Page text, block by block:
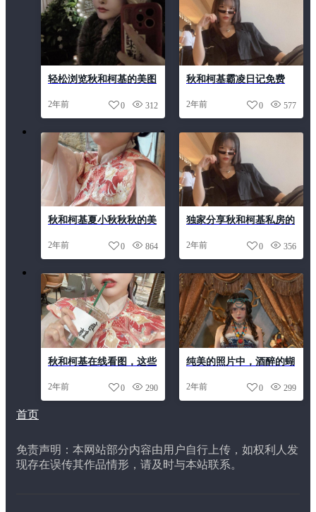
轻松浏览秋和柯基的美图
2年前 312
0
秋和柯基霸凌日记免费
包，超清原图下载。
2年前 577
0
秋和柯基夏小秋秋秋的美
2年前 864
0
独家分享秋和柯基私房的
过瘾
2年前 356
0
秋和柯基在线看图，这些
太有用啦
2年前 290
0
纯美的照片中，酒醉的蝴
中，成为最美的风景。
2年前 299
0
首页
免责声明：本网站部分内容由用户自行上传，如权利人发
现存在误传其作品情形，请及时与本站联系。